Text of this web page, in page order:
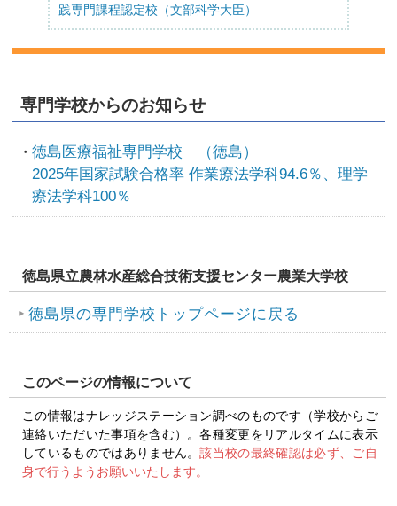
践専門課程認定校（文部科学大臣）
専門学校からのお知らせ
徳島医療福祉専門学校 （徳島）
2025年国家試験合格率 作業療法学科94.6％、理学
療法学科100％
徳島県立農林水産総合技術支援センター農業大学校
徳島県の専門学校トップページに戻る
このページの情報について
この情報はナレッジステーション調べのものです（学校からご
連絡いただいた事項を含む）。各種変更をリアルタイムに表示
しているものではありません。該当校の最終確認は必ず、ご自
身で行うようお願いいたします。